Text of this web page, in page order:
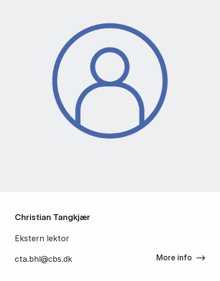
Christian Tangkjær
Ekstern lektor
cta.bhl@cbs.dk More info